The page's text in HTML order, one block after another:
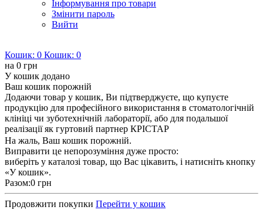
Інформування про товари
Змінити пароль
Вийти
Кошик: 0 Кошик: 0
на 0 грн
У кошик додано
Ваш кошик порожній
Додаючи товар у кошик, Ви підтверджуєте, що купуєте
продукцію для професійного використання в стоматологічній
клініці чи зуботехнічній лабораторії, або для подальшої
реалізації як гуртовий партнер КРІСТАР
На жаль, Ваш кошик порожній.
Виправити це непорозуміння дуже просто:
виберіть у каталозі товар, що Вас цікавить, і натисніть кнопку
«У кошик».
Разом:0 грн
Продовжити покупки Перейти у кошик